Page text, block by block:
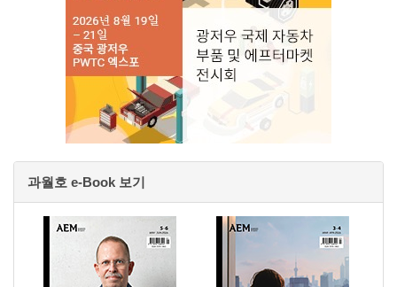
과월호 e-Book 보기